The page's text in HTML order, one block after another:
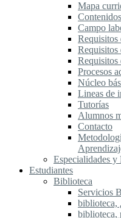
Mapa
Campo
Requisitos
Requisitos
Requisitos
Procesos
Núcleo
Lineas de
Tutorías
Alumnos
Contacto
Especialidades y
Estudiantes
Biblioteca
Servicios
biblioteca,
biblioteca,